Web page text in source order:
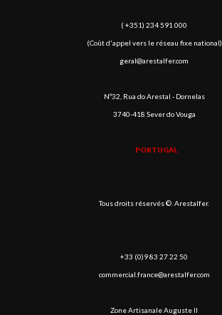
( +351) 234 591 000
(Coût d'appel vers le réseau fixe national)
geral@arestalfer.com
Nº32, Rua do Arestal - Dornelas
3740-418 Sever do Vouga
PORTUGAL
Tous droits réservés ©. Arestalfer.
+33 (0)9 83 27 22 50
commercial.france@arestalfer.com
Zone Artisanale Auguste II